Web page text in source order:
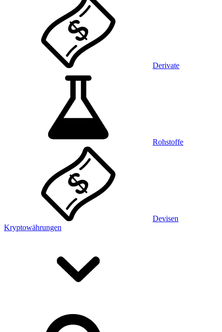
Derivate
Rohstoffe
Devisen
Kryptowährungen